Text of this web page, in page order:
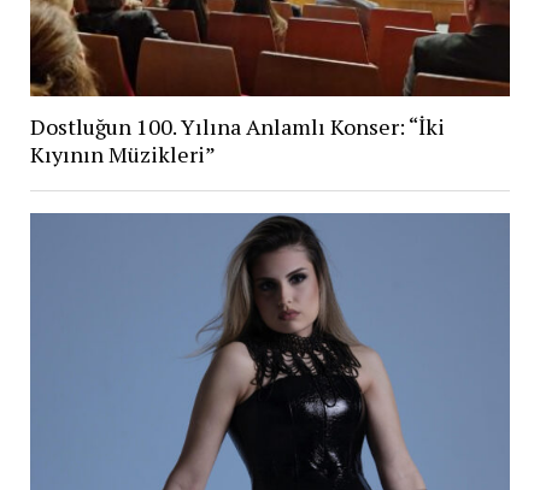
Dostluğun 100. Yılına Anlamlı Konser: “İki
Kıyının Müzikleri”